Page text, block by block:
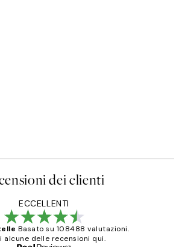
dei clienti
ECCELLENTI
Basato su 108488 valutazioni.
alcune delle recensioni qui.